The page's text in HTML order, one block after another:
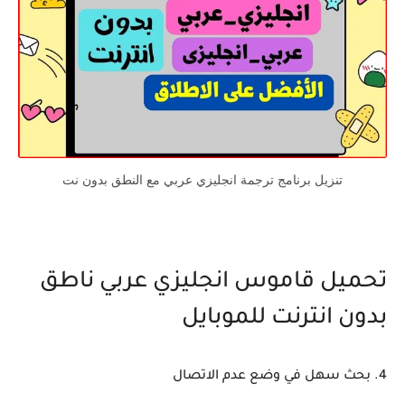
تنزيل برنامج ترجمة انجليزي عربي مع النطق بدون نت
تحميل قاموس انجليزي عربي ناطق
بدون انترنت للموبايل
4. بحث سهل في وضع عدم الاتصال